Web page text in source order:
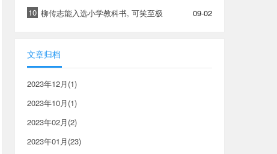
10
09-02
柳传志能入选小学教科书, 可笑至极
文章归档
2023年12月(1)
2023年10月(1)
2023年02月(2)
2023年01月(23)